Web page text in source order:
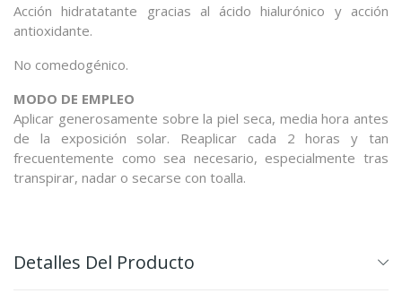
Acción hidratatante gracias al ácido hialurónico y acción
antioxidante.
No comedogénico.
MODO DE EMPLEO
Aplicar generosamente sobre la piel seca, media hora antes
de la exposición solar. Reaplicar cada 2 horas y tan
frecuentemente como sea necesario, especialmente tras
transpirar, nadar o secarse con toalla.
Detalles Del Producto